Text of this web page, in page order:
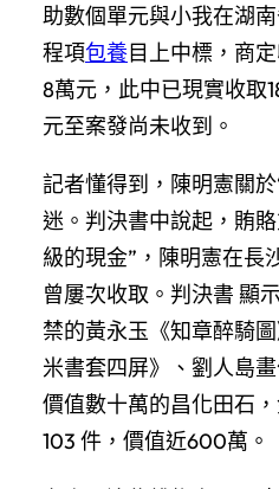
助數個單元與小我在湖
程項包養目上中標，商
8萬元，此中已現實收取
元至案發尚未收到。
記者懂得到，陳明憲關
迷。判決書中說起，賄
級的現金”，陳明憲在長
曾屢次收取。判決書 顯
禁的黃永玉《知章醉騎
米書套四屏》、劉人島
價值數十萬的昌化田石
103 件，價值近600萬。